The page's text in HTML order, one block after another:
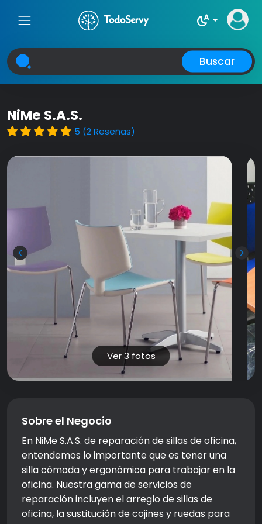
night_sight_auto
Buscar
NiMe S.A.S.
5 (2 Reseñas)
Ver 3 fotos
Sobre el Negocio
En NiMe S.A.S. de reparación de sillas de oficina,
entendemos lo importante que es tener una
silla cómoda y ergonómica para trabajar en la
oficina. Nuestra gama de servicios de
reparación incluyen el arreglo de sillas de
oficina, la sustitución de cojines y ruedas para